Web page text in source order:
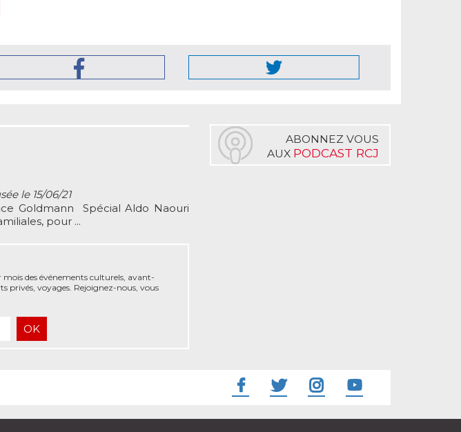
le 15/06/21
Goldmann Spécial Aldo Naouri
pour ...
mois des événements culturels, avant-
privés, voyages. Rejoignez-nous, vous
ABONNEZ VOUS
AUX PODCAST RCJ